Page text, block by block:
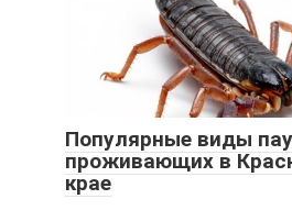
Популярные виды
проживающих в
крае